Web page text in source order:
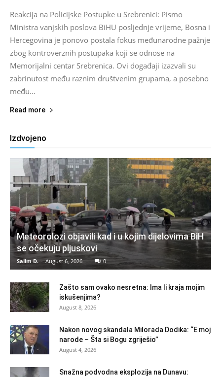
Reakcija na Policijske Postupke u Srebrenici: Pismo
Ministra vanjskih poslova BiHU posljednje vrijeme, Bosna i
Hercegovina je ponovo postala fokus međunarodne pažnje
zbog kontroverznih postupaka koji se odnose na
Memorijalni centar Srebrenica. Ovi događaji izazvali su
zabrinutost među raznim društvenim grupama, a posebno
među...
Read more
Izdvojeno
Meteorolozi objavili kad i u kojim dijelovima BiH
se očekuju pljuskovi
Salim D. - August 6, 2026 0
Zašto sam ovako nesretna: Ima li kraja mojim
iskušenjima?
August 8, 2026
Nakon novog skandala Milorada Dodika: “E moj
narode – Šta si Bogu zgriješio”
August 4, 2026
Snažna podvodna eksplozija na Dunavu: